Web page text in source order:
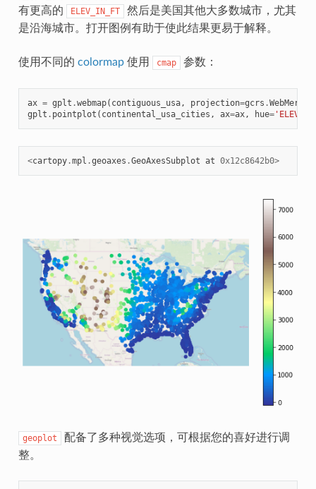
有更高的
ELEV_IN_FT
然后是美国其他大多数城市，尤其
是沿海城市。打开图例有助于使此结果更易于解释。
使用不同的 colormap使用 cmap 参数：
ax = gplt .webmap( contiguous_usa, projection=gcrs .
gplt . pointplot ( continental_usa_cities , ax=ax, hue=
<cartopy.mpl .geoaxes .GeoAxesSubplot at 0x12c8642b0>
geoplot
配备了多种视觉选项，可根据您的喜好进行调
整。